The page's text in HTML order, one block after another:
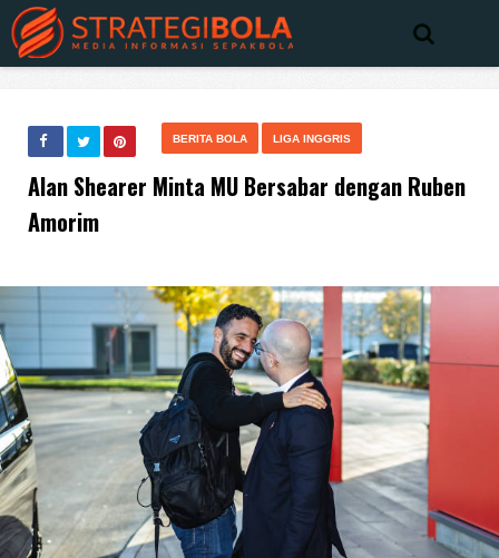
BERITA BOLA LIGA INGGRIS
Alan Shearer Minta MU Bersabar dengan Ruben
Amorim